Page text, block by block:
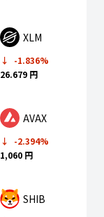
XLM
-1.836%
26.679 円
AVAX
-2.394%
1,060 円
SHIB